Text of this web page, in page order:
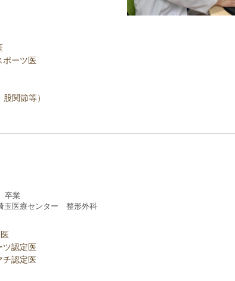
ーツ医
関節等）
卒業
療センター 整形外科
認定医
認定医